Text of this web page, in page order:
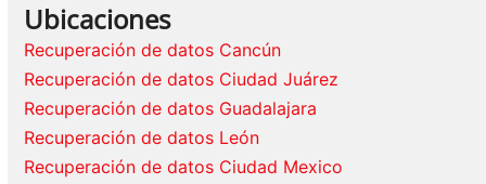
Ubicaciones
Recuperación de datos Cancún
Recuperación de datos Ciudad Juárez
Recuperación de datos Guadalajara
Recuperación de datos León
Recuperación de datos Ciudad Mexico